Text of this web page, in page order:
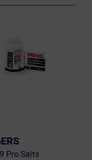
Pro Salts